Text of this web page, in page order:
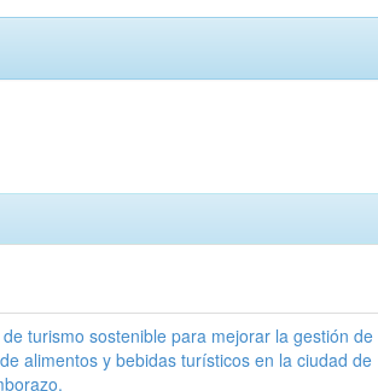
turismo sostenible para mejorar la gestión de
alimentos y bebidas turísticos en la ciudad de